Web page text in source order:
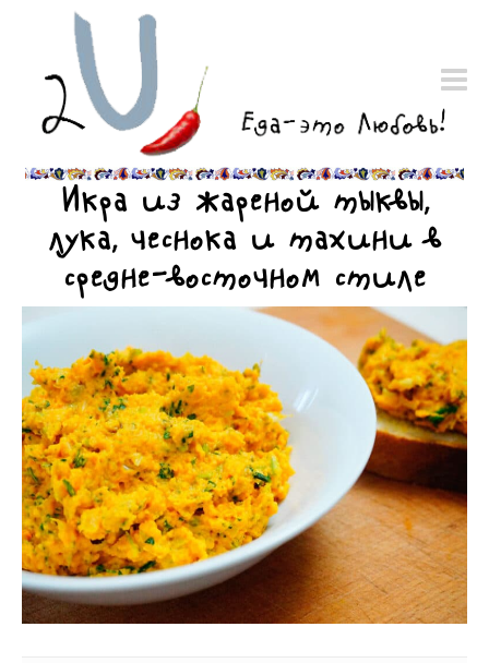
Икра из жареной тыквы,
лука, чеснока и тахини в
средне-восточном стиле